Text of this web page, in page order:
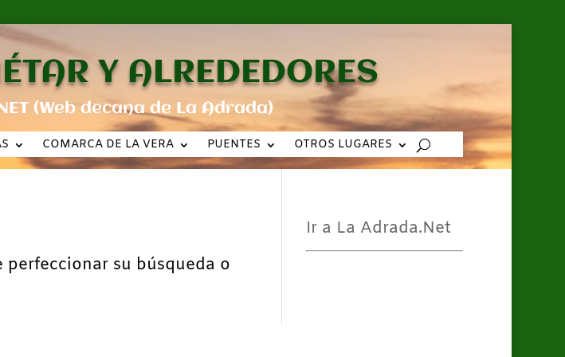
Y ALREDEDORES
(Web decana de La Adrada)
COMARCA DE LA VERA PUENTES OTROS LUGARES
su búsqueda o
Ir a La Adrada.Net